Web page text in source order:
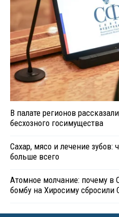
В палате регионов
бесхозного госимущества
Сахар, мясо и лечение зубов:
больше всего
Атомное молчание: почему в
бомбу на Хиросиму